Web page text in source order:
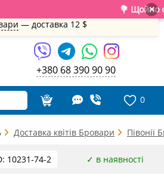
💐 Щойно ×
— доставка 12 $
+380 68 390 90 90
0
Доставка квітів Бровари Півонії
10231-74-2 ✓ в наявності